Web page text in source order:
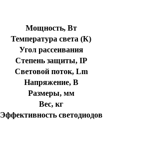
Мощность, Вт
Температура света (К)
Угол рассеивания
Степень защиты, IP
Световой поток, Lm
Напряжение, В
Размеры, мм
Вес, кг
Эффективность светодиодов